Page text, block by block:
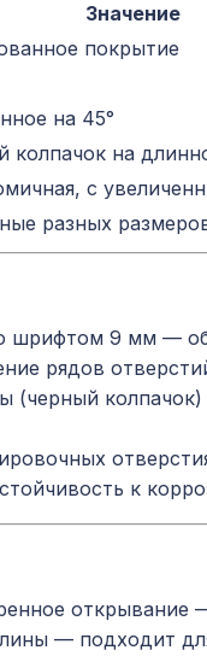
Значение
покрытие
на 45°
колпачок на
с
разных
9 мм —
рядов
(черный
к
открывание
— подходит